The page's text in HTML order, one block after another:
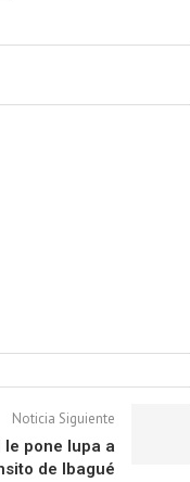
Noticia Siguiente
pone lupa a
de Ibagué